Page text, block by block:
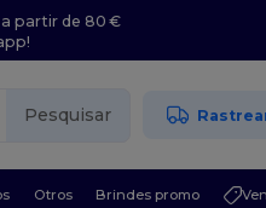
partir de 80 €
Pesquisar
Otros Brindes promo